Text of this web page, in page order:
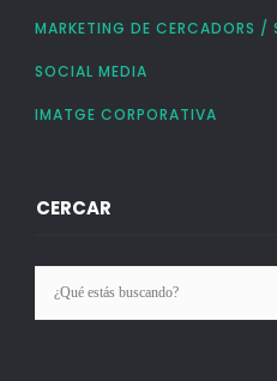
MARKETING DE CERCADORS /
SOCIAL MEDIA
IMATGE CORPORATIVA
CERCAR